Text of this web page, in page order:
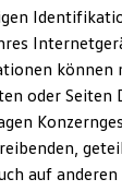
&
für
für
& Kosten
sind,
in
ID
ist
können
oder Seiten
auf